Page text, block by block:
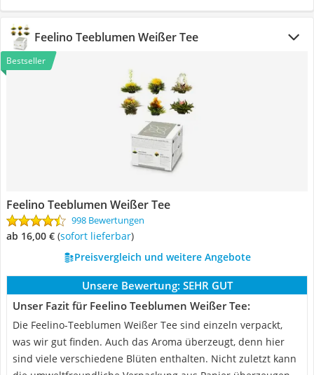
Feelino Teeblumen Weißer Tee
Bestseller
Feelino Teeblumen Weißer Tee
998 Bewertungen
ab 16,00 € ( Sofort lieferbar)
Preisvergleich und weitere Angebote
Unsere Bewertung: SEHR GUT
Unser Fazit für Feelino Teeblumen Weißer Tee:
Die Feelino-Teeblumen Weißer Tee sind einzeln verpackt,
was wir gut finden. Auch das Aroma überzeugt, denn hier
sind viele verschiedene Blüten enthalten. Nicht zuletzt kann